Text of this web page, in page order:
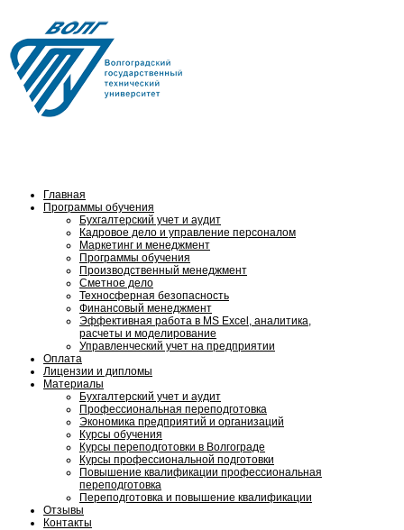
Главная
Программы обучения
Бухгалтерский учет и аудит
Кадровое дело и управление персоналом
Маркетинг и менеджмент
Программы обучения
Производственный менеджмент
Сметное дело
Техносферная безопасность
Финансовый менеджмент
Эффективная работа в MS Excel, аналитика,
расчеты и моделирование
Управленческий учет на предприятии
Оплата
Лицензии и дипломы
Материалы
Бухгалтерский учет и аудит
Профессиональная переподготовка
Экономика предприятий и организаций
Курсы обучения
Курсы переподготовки в Волгограде
Курсы профессиональной подготовки
Повышение квалификации профессиональная
переподготовка
Переподготовка и повышение квалификации
Отзывы
Контакты